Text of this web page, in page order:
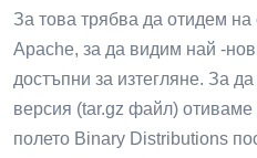
За това трябва да отидем на
Apache, за да видим най -
достъпни за изтегляне. За
версия (tar.gz файл)
полето Binary Distributions